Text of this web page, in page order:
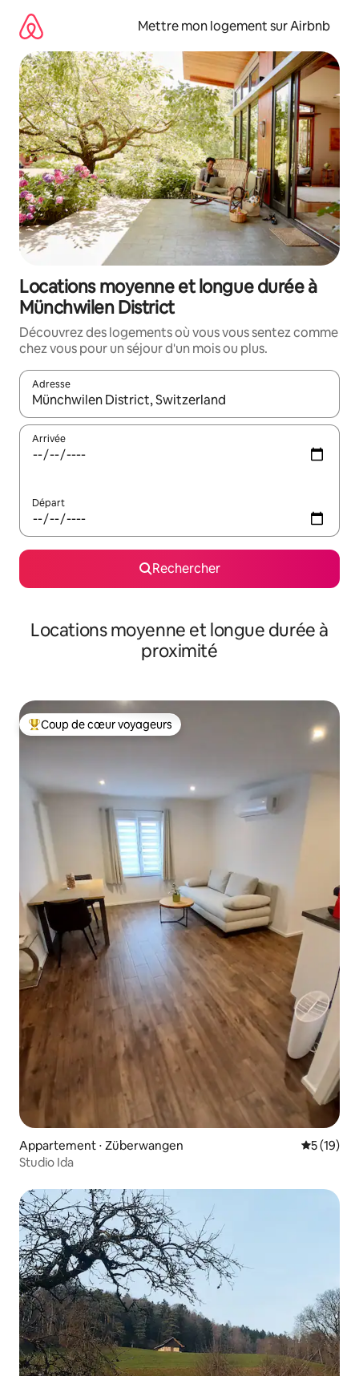
directement
contenu
Mettre mon logement sur Airbnb
Locations moyenne et longue durée à
Münchwilen District
Découvrez des logements où vous vous sentez comme
chez vous pour un séjour d'un mois ou plus.
Adresse
Lorsque les résultats s'affichent, utilisez les flèches vers le
Arrivée
Départ
Rechercher
Locations moyenne et longue durée à
proximité
Coups de cœur voyageurs les plus appréciés
Coup de cœur voyageurs
Appartement ⋅ Züberwangen
5 (19)
Studio Ida